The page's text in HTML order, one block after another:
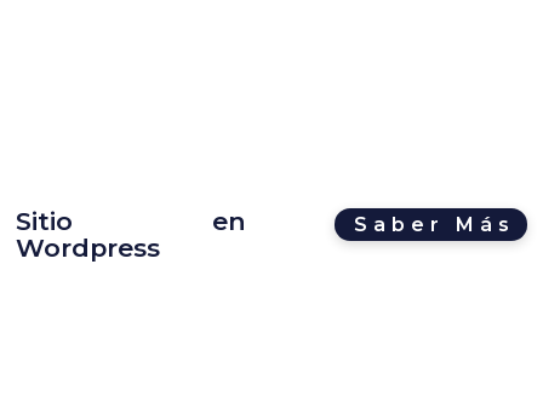
Sitio en
Wordpress
Saber Más